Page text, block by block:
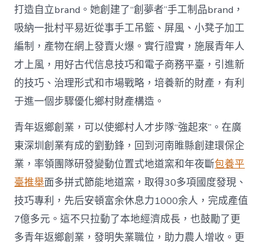
打造自立brand。她創建了“創夢者”手工制品brand，
吸納一批村平易近從事手工吊籃、屏風、小凳子加工
編制，產物在網上發賣火爆。實行證實，施展青年人
才上風，用好古代信息技巧和電子商務平臺，引進新
的技巧、治理形式和市場戰略，培養新的財產，有利
于進一個步驟優化鄉村財產構造。
青年返鄉創業，可以使鄉村人才步隊“強起來”。在廣
東深圳創業有成的劉勤鋒，回到河南睢縣創建環保企
業，率領團隊研發變動位置式地道窯和年夜斷包養平
臺推舉面多拼式節能地道窯，取得30多項國度發現、
技巧專利，先后安頓富余休息力1000余人，完成產值
7億多元。這不只拉動了本地經濟成長，也鼓勵了更
多青年返鄉創業，發明失業職位，助力農人增收。更